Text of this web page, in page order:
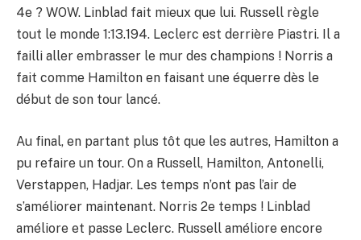
4e ? WOW. Linblad fait mieux que lui. Russell règle
tout le monde 1:13.194. Leclerc est derrière Piastri. Il a
failli aller embrasser le mur des champions ! Norris a
fait comme Hamilton en faisant une équerre dès le
début de son tour lancé.
Au final, en partant plus tôt que les autres, Hamilton a
pu refaire un tour. On a Russell, Hamilton, Antonelli,
Verstappen, Hadjar. Les temps n’ont pas l’air de
s’améliorer maintenant. Norris 2e temps ! Linblad
améliore et passe Leclerc. Russell améliore encore